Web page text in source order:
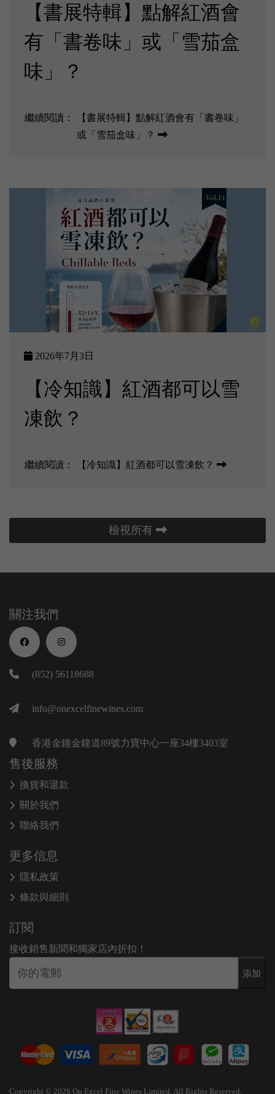
【書展特輯】點解紅酒會
有「書卷味」或「雪茄盒
味」？
繼續閱讀：
【書展特輯】點解紅酒會有「書卷味」
或「雪茄盒味」？
2026年7月3日
【冷知識】紅酒都可以雪
凍飲？
繼續閱讀： 【冷知識】紅酒都可以雪凍飲？
檢視所有
關注我們
(852) 56118688
info@onexcelfinewines.com
香港金鐘金鐘道89號力寶中心一座34樓3403室
售後服務
換貨和退款
關於我們
聯絡我們
更多信息
隱私政策
條款與細則
訂閱
接收銷售新聞和獨家店內折扣！
添加
Copyright © 2026 On Excel Fine Wines Limited. All Rights Reserved.